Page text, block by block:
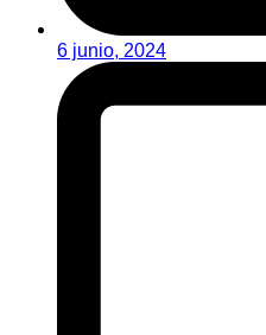
6 junio, 2024